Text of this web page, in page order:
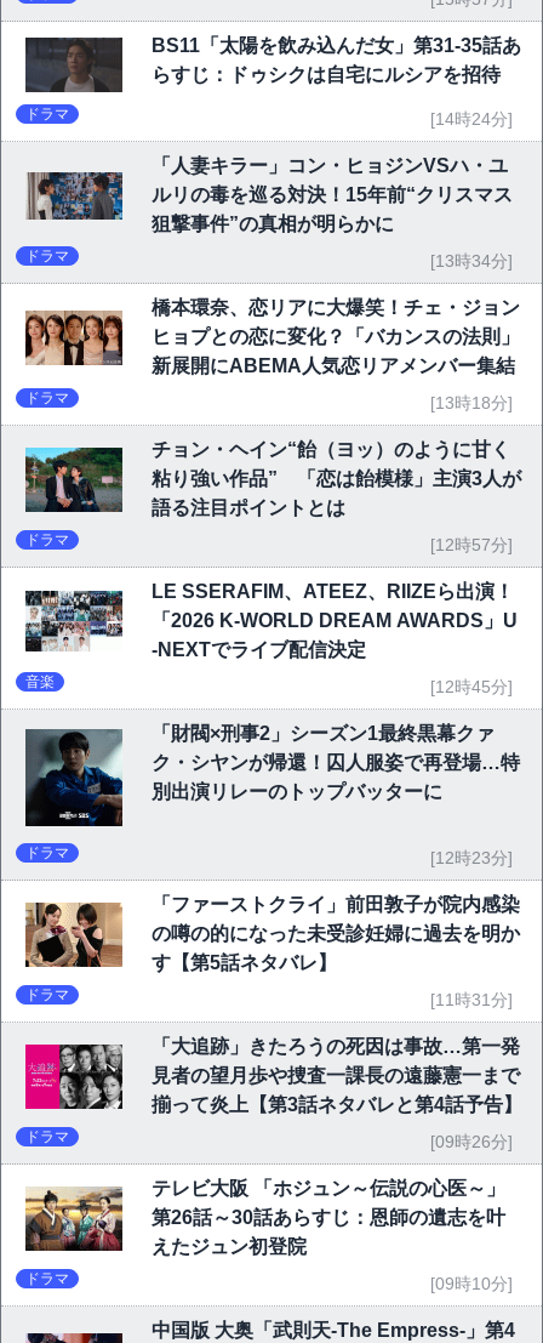
BS11「太陽を飲み込んだ女」第31-35話あ
らすじ：ドゥシクは自宅にルシアを招待
ドラマ [14時24分]
「人妻キラー」コン・ヒョジンVSハ・ユ
ルリの毒を巡る対決！15年前“クリスマス
狙撃事件”の真相が明らかに
ドラマ [13時34分]
橋本環奈、恋リアに大爆笑！チェ・ジョン
ヒョプとの恋に変化？「バカンスの法則」
新展開にABEMA人気恋リアメンバー集結
ドラマ [13時18分]
チョン・ヘイン“飴（ヨッ）のように甘く
粘り強い作品” 「恋は飴模様」主演3人が
語る注目ポイントとは
ドラマ [12時57分]
LE SSERAFIM、ATEEZ、RIIZEら出演！
「2026 K-WORLD DREAM AWARDS」U
-NEXTでライブ配信決定
音楽 [12時45分]
「財閥×刑事2」シーズン1最終黒幕クァ
ク・シヤンが帰還！囚人服姿で再登場…特
別出演リレーのトップバッターに
ドラマ [12時23分]
「ファーストクライ」前田敦子が院内感染
の噂の的になった未受診妊婦に過去を明か
す【第5話ネタバレ】
ドラマ [11時31分]
「大追跡」きたろうの死因は事故…第一発
見者の望月歩や捜査一課長の遠藤憲一まで
揃って炎上【第3話ネタバレと第4話予告】
ドラマ [09時26分]
テレビ大阪 「ホジュン～伝説の心医～」
第26話～30話あらすじ：恩師の遺志を叶
えたジュン初登院
ドラマ [09時10分]
中国版 大奥「武則天-The Empress-」第4